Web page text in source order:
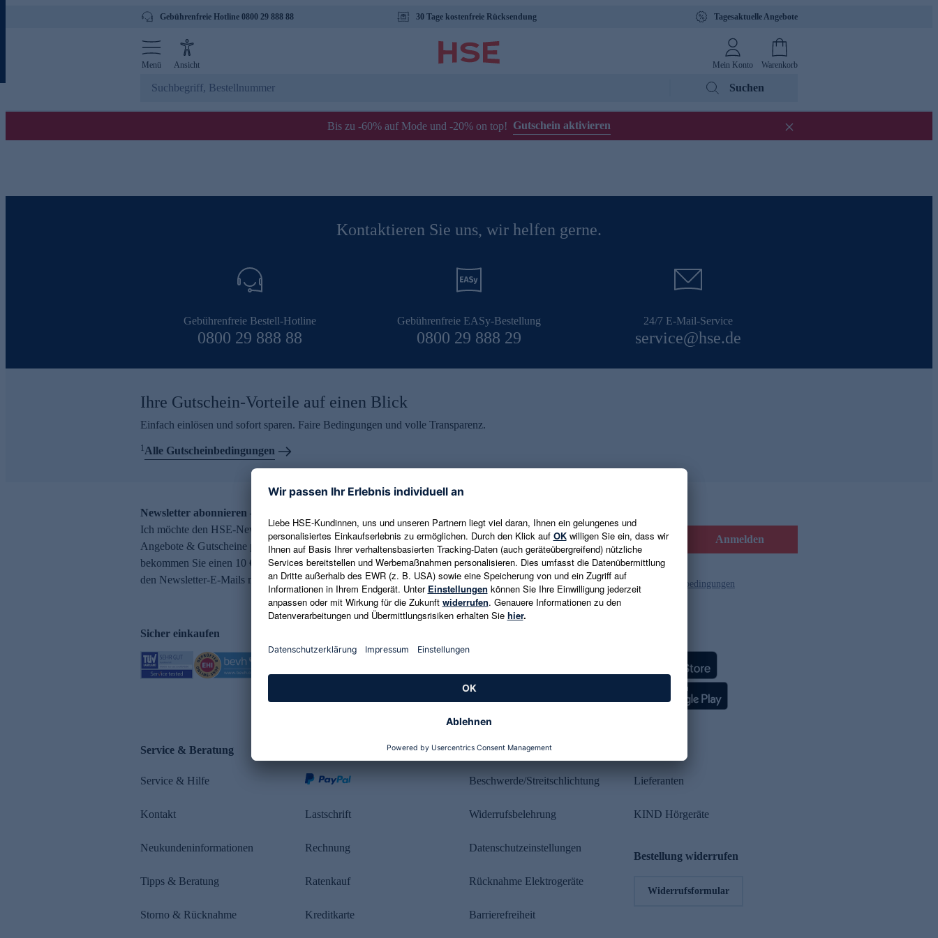
Gebührenfreie Hotline 0800 29 888 88 30 Tage kostenfreie Rücksendung Tagesaktuelle Angebote
Menü Ansicht Mein Konto Warenkorb
Suchen
Bis zu -60% auf Mode und -20% on top! Gutschein aktivieren
Kontaktieren Sie uns, wir helfen gerne.
Gebührenfreie Bestell-Hotline
0800 29 888 88
Gebührenfreie EASy-Bestellung
0800 29 888 29
24/7 E-Mail-Service
service@hse.de
Ihre Gutschein-Vorteile auf einen Blick
Einfach einlösen und sofort sparen. Faire Bedingungen und volle Transparenz.
1Alle Gutscheinbedingungen
Newsletter abonnieren – 10 € Gutschein erhalten
Ich möchte den HSE-Newsletter abonnieren und aktuelle Trends,
Angebote & Gutscheine per E-Mail erhalten. Als Dankeschön
bekommen Sie einen 10 € Gutschein. Eine Abmeldung ist jederzeit in
den Newsletter-E-Mails möglich.
E-Mail-Adresse eingeben Anmelden
Es gelten die Datenschutzrichtlinien und die Gutscheinbedingungen
Sicher einkaufen
Service & Beratung
Service & Hilfe
Kontakt
Neukundeninformationen
Tipps & Beratung
Storno & Rücknahme
Lastschrift
Rechnung
Ratenkauf
Kreditkarte
Rechtliches
Beschwerde/Streitschlichtung
Widerrufsbelehrung
Datenschutzeinstellungen
Rücknahme Elektrogeräte
Barrierefreiheit
Lieferanten
KIND Hörgeräte
Bestellung widerrufen
Widerrufsformular